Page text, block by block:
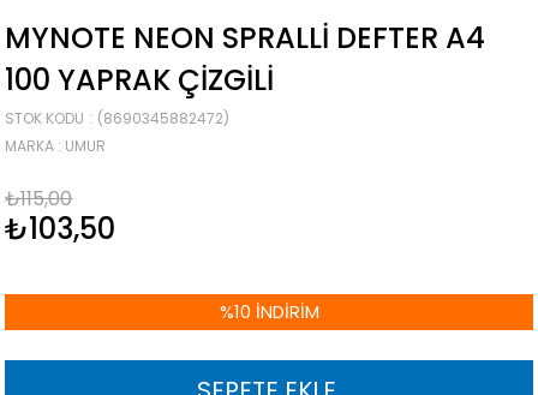
MYNOTE NEON SPRALLI DEFTER A4
100 YAPRAK ÇIZGILI
STOK KODU
(8690345882472)
MARKA : UMUR
₺115,00
₺103,50
%10 İNDIRIM